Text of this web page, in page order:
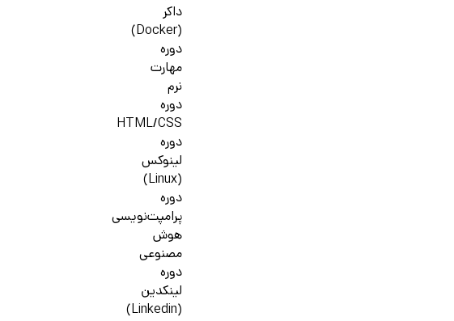
داکر
(Docker)
دوره
مهارت
نرم
دوره
HTML/CSS
دوره
لینوکس
(Linux)
دوره
پرامپت‌نویسی
هوش
مصنوعی
دوره
لینکدین
(Linkedin)